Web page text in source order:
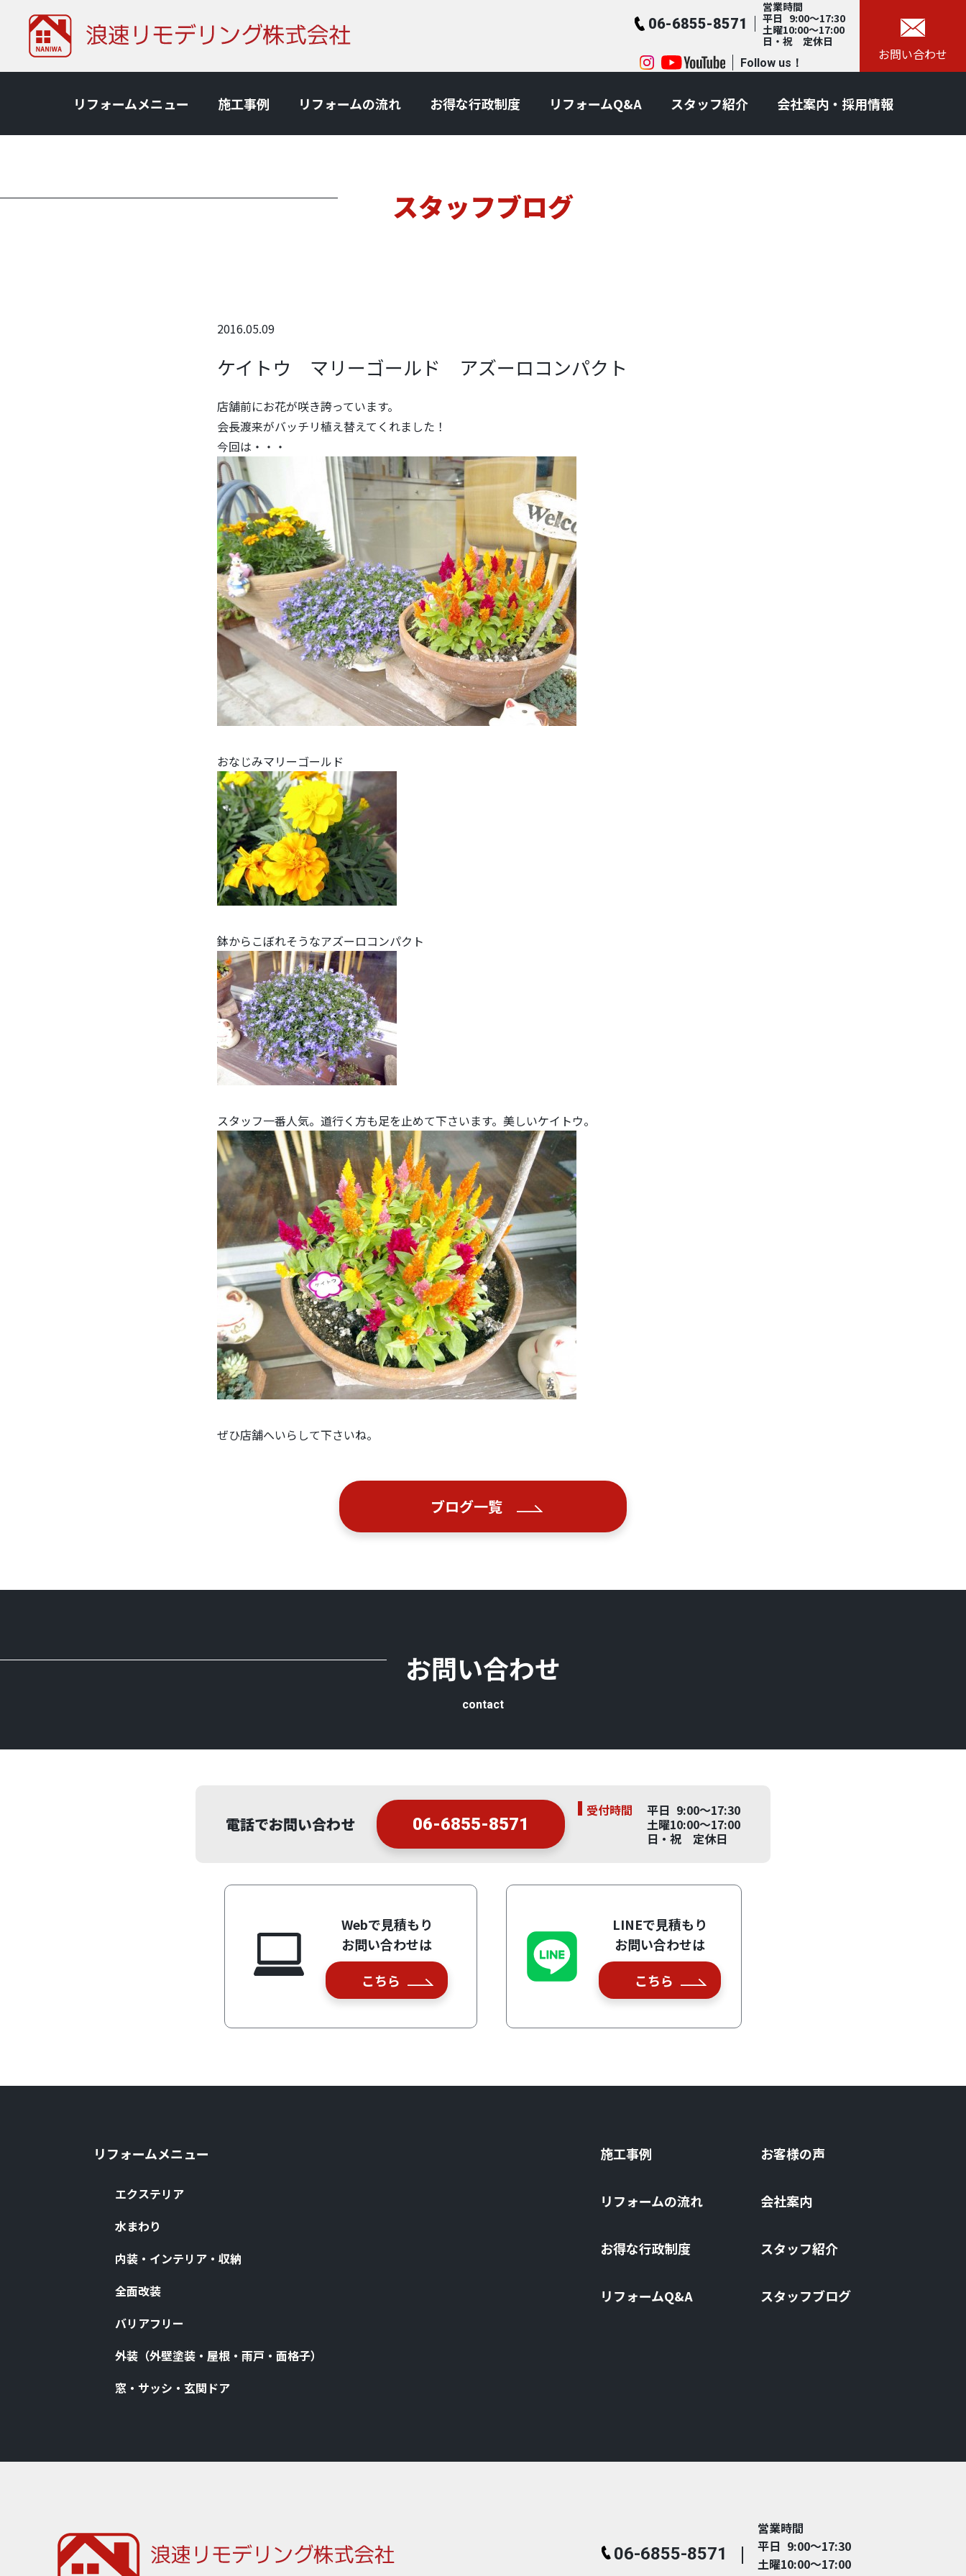
06-6855-8571
営業時間
平日 9:00～17:30
土曜10:00～17:00
日・祝 定休日
Follow us！ お問い合わせ
リフォームメニュー 施⼯事例 リフォームの流れ お得な⾏政制度 リフォームQ&A スタッフ紹介 会社案内・採用情報
スタッフブログ
2016.05.09
ケイトウ マリーゴールド アズーロコンパクト
店舗前にお花が咲き誇っています。
会長渡来がバッチリ植え替えてくれました！
今回は・・・
おなじみマリーゴールド
鉢からこぼれそうなアズーロコンパクト
スタッフ一番人気。道行く方も足を止めて下さいます。美しいケイトウ。
ぜひ店舗へいらして下さいね。
ブログ一覧
お問い合わせ
contact
電話でお問い合わせ 06-6855-8571
受付時間
平日 9:00～17:30
土曜10:00～17:00
日・祝 定休日
Webで見積もり
お問い合わせは
こちら
LINEで見積もり
お問い合わせは
こちら
リフォームメニュー
エクステリア
⽔まわり
内装・インテリア・収納
全⾯改装
バリアフリー
外装（外壁塗装・屋根・⾬⼾・⾯格⼦）
窓・サッシ・⽞関ドア
施⼯事例
リフォームの流れ
お得な⾏政制度
リフォームQ&A
お客様の声
会社案内
スタッフ紹介
スタッフブログ
06-6855-8571
営業時間
平日 9:00～17:30
土曜10:00～17:00